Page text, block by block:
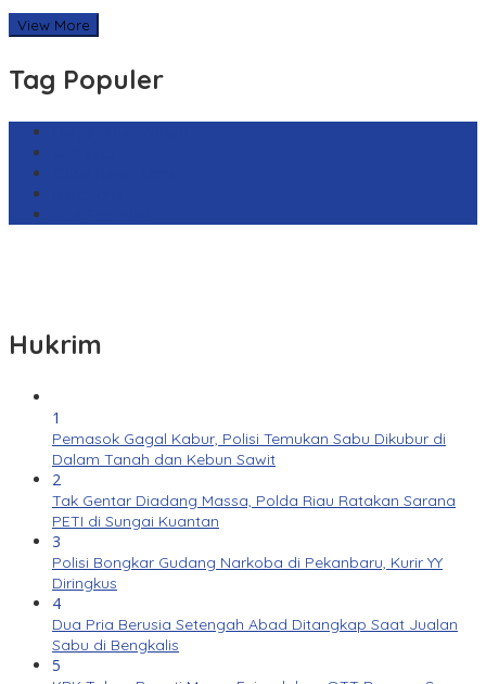
View More
Tag Populer
Hukrim
1
Pemasok Gagal Kabur, Polisi Temukan Sabu Dikubur di
Dalam Tanah dan Kebun Sawit
2
Tak Gentar Diadang Massa, Polda Riau Ratakan Sarana
PETI di Sungai Kuantan
3
Polisi Bongkar Gudang Narkoba di Pekanbaru, Kurir YY
Diringkus
4
Dua Pria Berusia Setengah Abad Ditangkap Saat Jualan
Sabu di Bengkalis
5